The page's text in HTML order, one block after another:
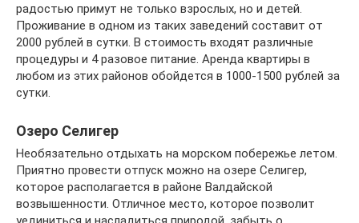
радостью примут не только взрослых, но и детей.
Проживание в одном из таких заведений составит от
2000 рублей в сутки. В стоимость входят различные
процедуры и 4 разовое питание. Аренда квартиры в
любом из этих районов обойдется в 1000-1500 рублей за
сутки.
Озеро Селигер
Необязательно отдыхать на морском побережье летом.
Приятно провести отпуск можно на озере Селигер,
которое располагается в районе Валдайской
возвышенности. Отличное место, которое позволит